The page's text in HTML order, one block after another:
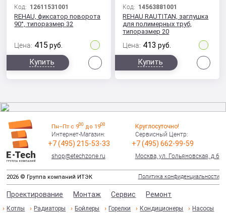
Код: 12611531001
REHAU, фиксатор поворота
90°, типоразмер 32
Цена: 415 руб.
Купить
Код: 14563881001
REHAU RAUTITAN, заглушка
для полимерных труб,
типоразмер 20
Цена: 413 руб.
Купить
Пн–Пт с 900 до 1900
Интернет-Магазин:
+7 (495) 215-53-33
shop@etechzone.ru
Круглосуточно!
Сервисный Центр:
+7 (495) 662-99-59
Москва, ул. Гольяновская, д.6
2026 © Группа компаний ИТЭК Политика конфиденциальности
Проектирование Монтаж Сервис Ремонт
Котлы Радиаторы Бойлеры Горелки Кондиционеры Насосы